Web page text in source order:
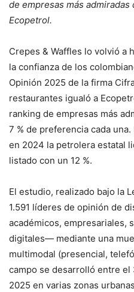
de empresas más
Ecopetrol.
Crepes & Waffles lo volvió a
la confianza de los
Opinión 2025 de la firma
restaurantes igualó a
ranking de empresas más
7 % de preferencia cada
en 2024 la petrolera estatal
listado con un 12 %.
El estudio, realizado bajo la
1.591 líderes de opinión de
académicos, empresariales,
digitales— mediante una
multimodal (presencial,
campo se desarrolló entre
2025 en varias zonas